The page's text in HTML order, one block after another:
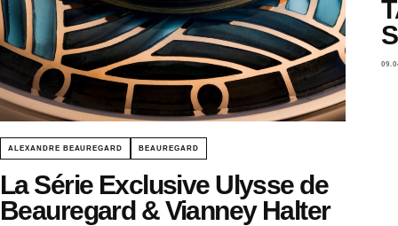
ALEXANDRE BEAUREGARD BEAUREGARD
La Série Exclusive Ulysse de
Beauregard & Vianney Halter